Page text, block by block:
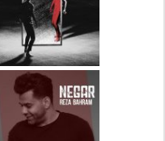
دانلود آلبوم جدید سیروان
خسروی بنام مونولوگ